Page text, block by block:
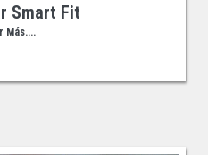
Smart Fit
Más....